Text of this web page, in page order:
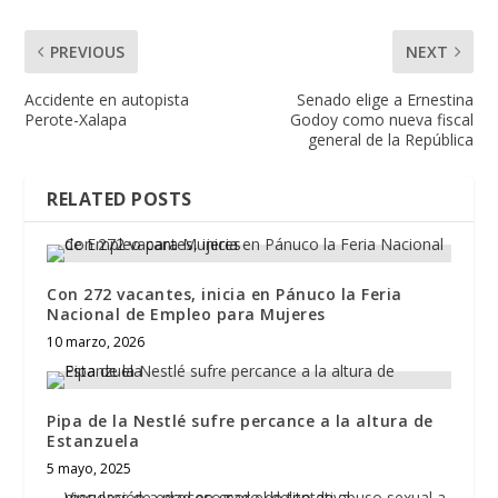
PREVIOUS
Accidente en autopista
Perote-Xalapa
NEXT
Senado elige a Ernestina
Godoy como nueva fiscal
general de la República
RELATED POSTS
Con 272 vacantes, inicia en Pánuco la Feria
Nacional de Empleo para Mujeres
10 marzo, 2026
Pipa de la Nestlé sufre percance a la altura de
Estanzuela
5 mayo, 2025